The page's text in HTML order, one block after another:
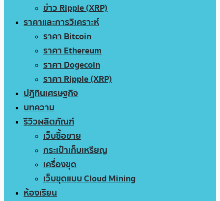
ข่าว Ripple (XRP)
ราคาและการวิเคราะห์
ราคา Bitcoin
ราคา Ethereum
ราคา Dogecoin
ราคา Ripple (XRP)
ปฏิทินเศรษฐกิจ
บทความ
รีวิวผลิตภัณฑ์
เว็บซื้อขาย
กระเป๋าเก็บเหรียญ
เครื่องขุด
เว็บขุดแบบ Cloud Mining
ห้องเรียน